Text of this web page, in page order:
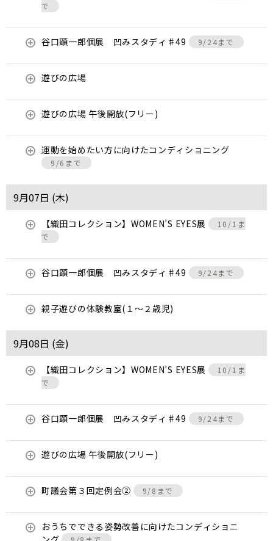
で
谷口顕一郎個展 凹みスタディ♯49 9/24まで
遊びの広場
遊びの広場 午後開放(フリー)
運動を始めたい方に向けたコンディショニング
9/6まで
9月07日 (木)
【織田コレクション】WOMEN’S EYES展
10/1ま
で
谷口顕一郎個展 凹みスタディ♯49 9/24まで
親子遊びの体験教室(１～２歳児)
9月08日 (金)
【織田コレクション】WOMEN’S EYES展
10/1ま
で
谷口顕一郎個展 凹みスタディ♯49 9/24まで
遊びの広場 午後開放(フリー)
町議会第３回定例会② 9/8まで
おうちでできる姿勢改善に向けたコンディショニ